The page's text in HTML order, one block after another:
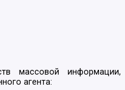
массовой информации,
агента: